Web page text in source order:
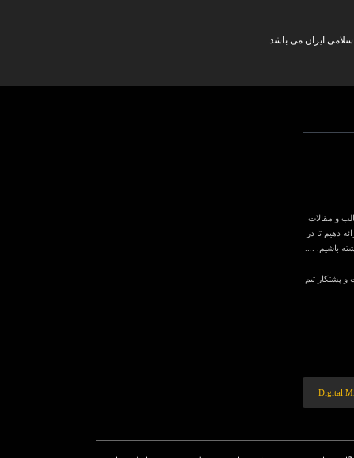
ایران می باشد
و مقالات
دهیم تا در
باشیم. ....
عمل می کند. با همت و پشتکار تیم
Digital